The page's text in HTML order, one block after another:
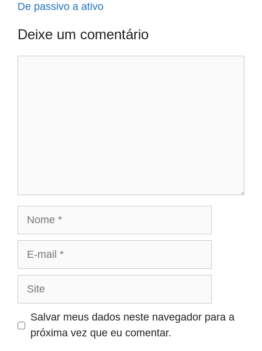
De passivo a ativo
Deixe um comentário
Site
Salvar meus dados neste navegador para a
próxima vez que eu comentar.